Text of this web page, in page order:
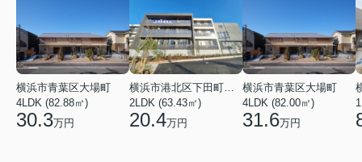
横浜市青葉区大場町
4LDK (82.88㎡)
30.3万円
横浜市港北区下田町２丁目
2LDK (63.43㎡)
20.4万円
横浜市青葉区大場町
4LDK (82.00㎡)
31.6万円